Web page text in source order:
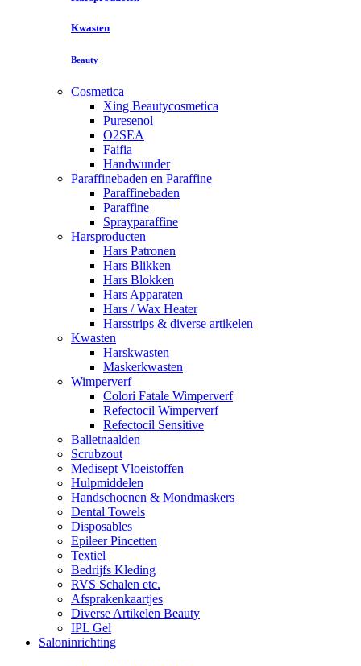
Kwasten
Beauty
Cosmetica
Xing Beautycosmetica
Puresenol
O2SEA
Faifia
Handwunder
Paraffinebaden en Paraffine
Paraffinebaden
Paraffine
Sprayparaffine
Harsproducten
Hars Patronen
Hars Blikken
Hars Blokken
Hars Apparaten
Hars / Wax Heater
Harsstrips & diverse artikelen
Kwasten
Harskwasten
Maskerkwasten
Wimperverf
Colori Fatale Wimperverf
Refectocil Wimperverf
Refectocil Sensitive
Balletnaalden
Scrubzout
Medisept Vloeistoffen
Hulpmiddelen
Handschoenen & Mondmaskers
Dental Towels
Disposables
Epileer Pincetten
Textiel
Bedrijfs Kleding
RVS Schalen etc.
Afsprakenkaartjes
Diverse Artikelen Beauty
IPL Gel
Saloninrichting